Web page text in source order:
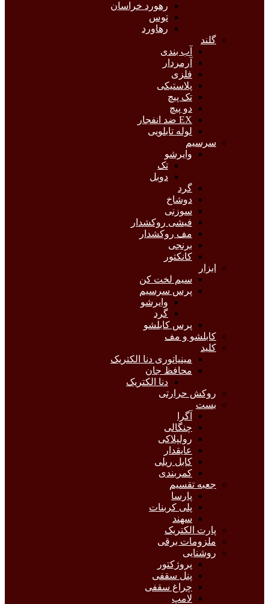
رهورد خراسان
توس
رهاورد
گلند
آب بندی
آرمردار
فلزی
پلاستیکی
تک پیچ
دو پیچ
EX ضد انفجار
لوله تابلویی
سرسیم
وایرشو
تک
دوبل
گرد
دوشاخ
سوزنی
فیشی روکشدار
مف روکشدار
برنجی
کانکتور
ابزار
سیم لخت کن
پرس سرسیم
وایرشو
گرد
پرس کابلشو
کابلشو و مف
کلید
مینیاتوری دنا الکتریک
محافظ جان
دنا الکتریک
روکش حرارتی
بست
آگرا
چنگالی
رولپلاکی
عایقدار
کابل ریلی
کمربندی
جعبه تقسیم
پارسا
پلی کربنات
سهند
پارت الکتریک
ملزومات برقی
روشنایی
پروژکتور
پنل سقفی
چراغ سقفی
لامپ